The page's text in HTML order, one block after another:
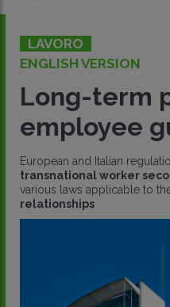
LAVORO
ENGLISH VERSION
Long-term
employee
European and Italian
transnational worker
various laws applicable to
relationships